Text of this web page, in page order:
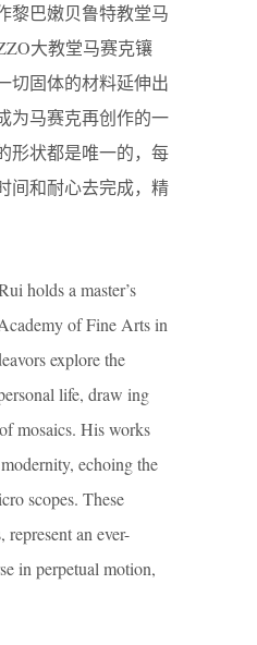
黎巴嫩贝鲁特教堂马
大教堂马赛克镶
切固体的材料延伸出
为马赛克再创作的一
形状都是唯一的，每
间和耐心去完成，精
holds a master’s
of Fine Arts in
explore the
life, draw ing
mosaics. His works
echoing the
scopes. These
an ever-
in perpetual motion,